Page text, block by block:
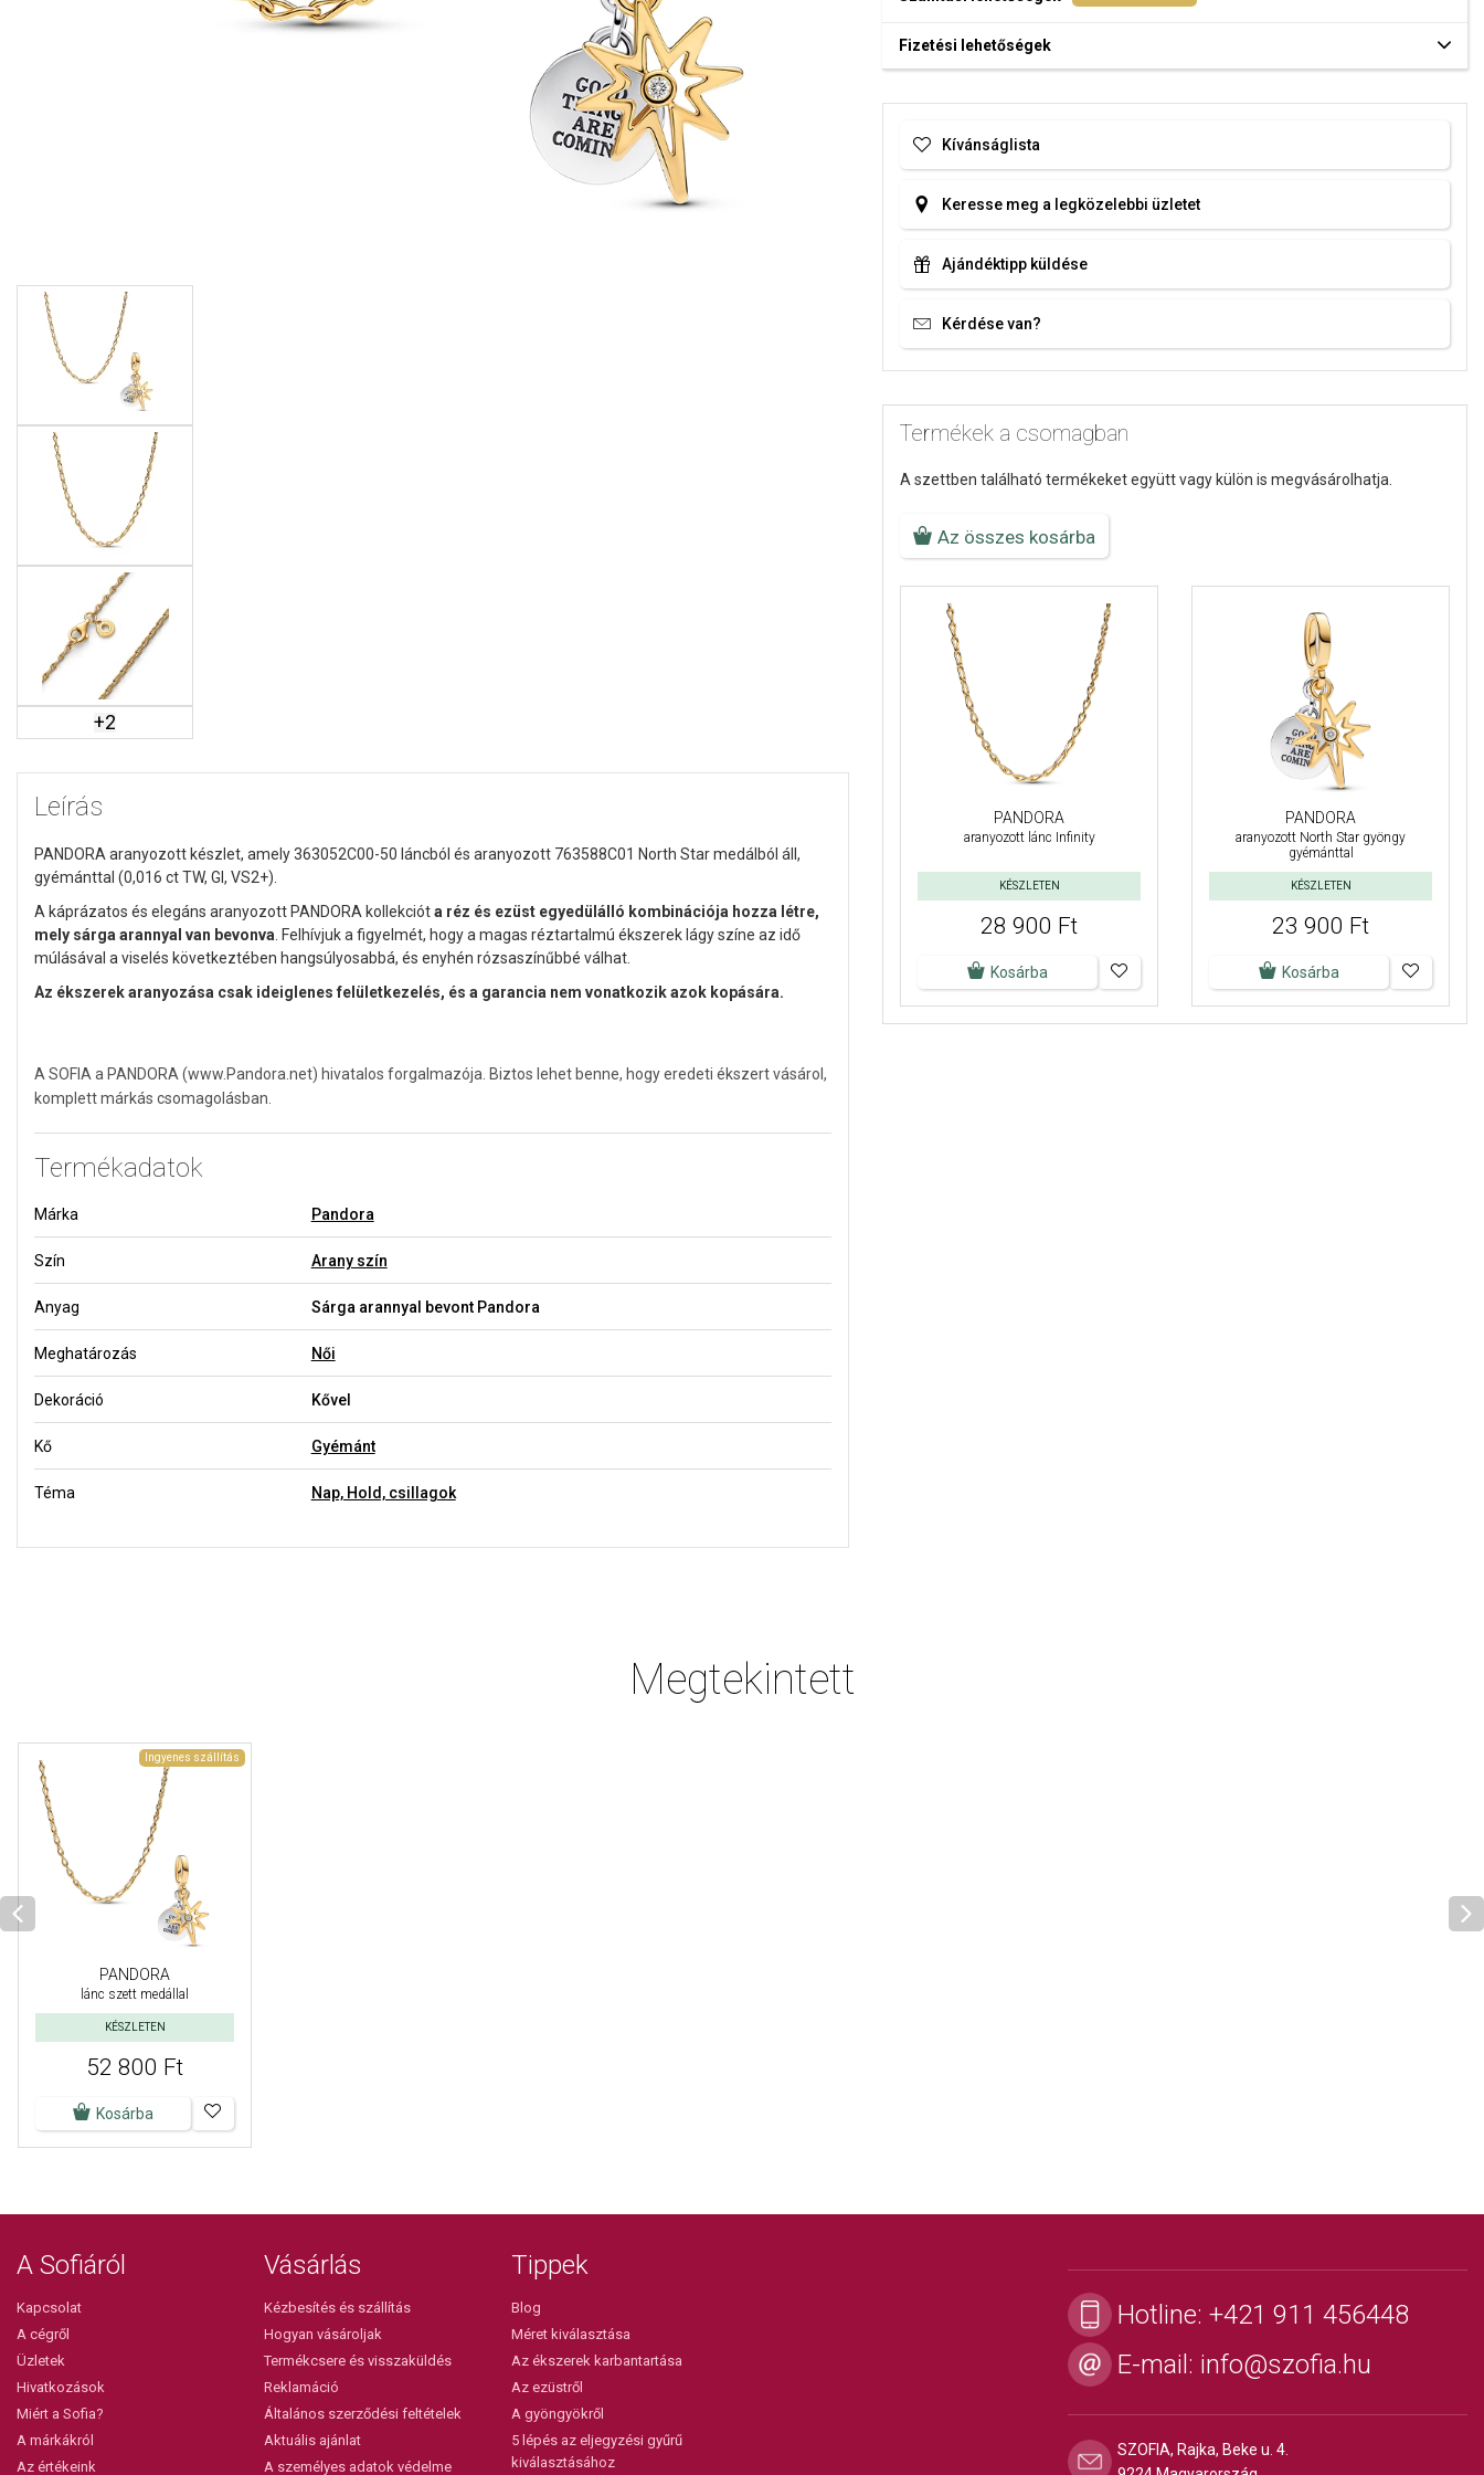
+2
Leírás
PANDORA aranyozott készlet, amely 363052C00-50 láncból és aranyozott 763588C01 North Star medálból áll,
gyémánttal (0,016 ct TW, GI, VS2+).
A káprázatos és elegáns aranyozott PANDORA kollekcióta réz és ezüst egyedülálló kombinációja hozza létre,
mely sárga arannyal van bevonva . Felhívjuk a figyelmét, hogy a magas réztartalmú ékszerek lágy színe az idő
múlásával a viselés következtében hangsúlyosabbá, és enyhén rózsaszínűbbé válhat.
Az ékszerek aranyozása csak ideiglenes felületkezelés, és a garancia nem vonatkozik azok kopására.
A SOFIA a PANDORA (www.Pandora.net) hivatalos forgalmazója. Biztos lehet benne, hogy eredeti ékszert vásárol,
komplett márkás csomagolásban.
Termékadatok
Márka Pandora
Szín Arany szín
Anyag Sárga arannyal bevont Pandora
Meghatározás Női
Dekoráció Kővel
Kő Gyémánt
Téma Nap, Hold, csillagok
Fizetési lehetőségek
Kívánságlista
Keresse meg a legközelebbi üzletet
Ajándéktipp küldése
Kérdése van?
Termékek a csomagban
A szettben található termékeket együtt vagy külön is megvásárolhatja.
Az összes kosárba
PANDORA
aranyozott lánc Infinity
KÉSZLETEN
28 900 Ft
Kosárba
PANDORA
aranyozott North Star gyöngy
gyémánttal
KÉSZLETEN
23 900 Ft
Kosárba
Megtekintett
Ingyenes szállítás
PANDORA
lánc szett medállal
KÉSZLETEN
52 800 Ft
Kosárba
A Sofiáról
Kapcsolat
A cégről
Üzletek
Hivatkozások
Miért a Sofia?
A márkákról
Az értékeink
Vásárlás
Kézbesítés és szállítás
Hogyan vásároljak
Termékcsere és visszaküldés
Reklamáció
Általános szerződési feltételek
Aktuális ajánlat
A személyes adatok védelme
Tippek
Blog
Méret kiválasztása
Az ékszerek karbantartása
Az ezüstről
A gyöngyökről
5 lépés az eljegyzési gyűrű
kiválasztásához
Hotline: +421 911 456448
E-mail: info@szofia.hu
SZOFIA, Rajka, Beke u. 4.